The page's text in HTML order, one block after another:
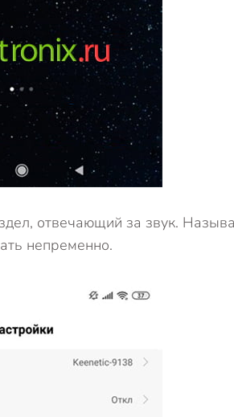
отвечающий за звук.
непременно.